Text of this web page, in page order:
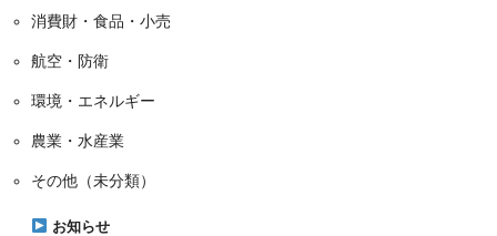
消費財・食品・小売
航空・防衛
環境・エネルギー
農業・水産業
その他（未分類）
お知らせ